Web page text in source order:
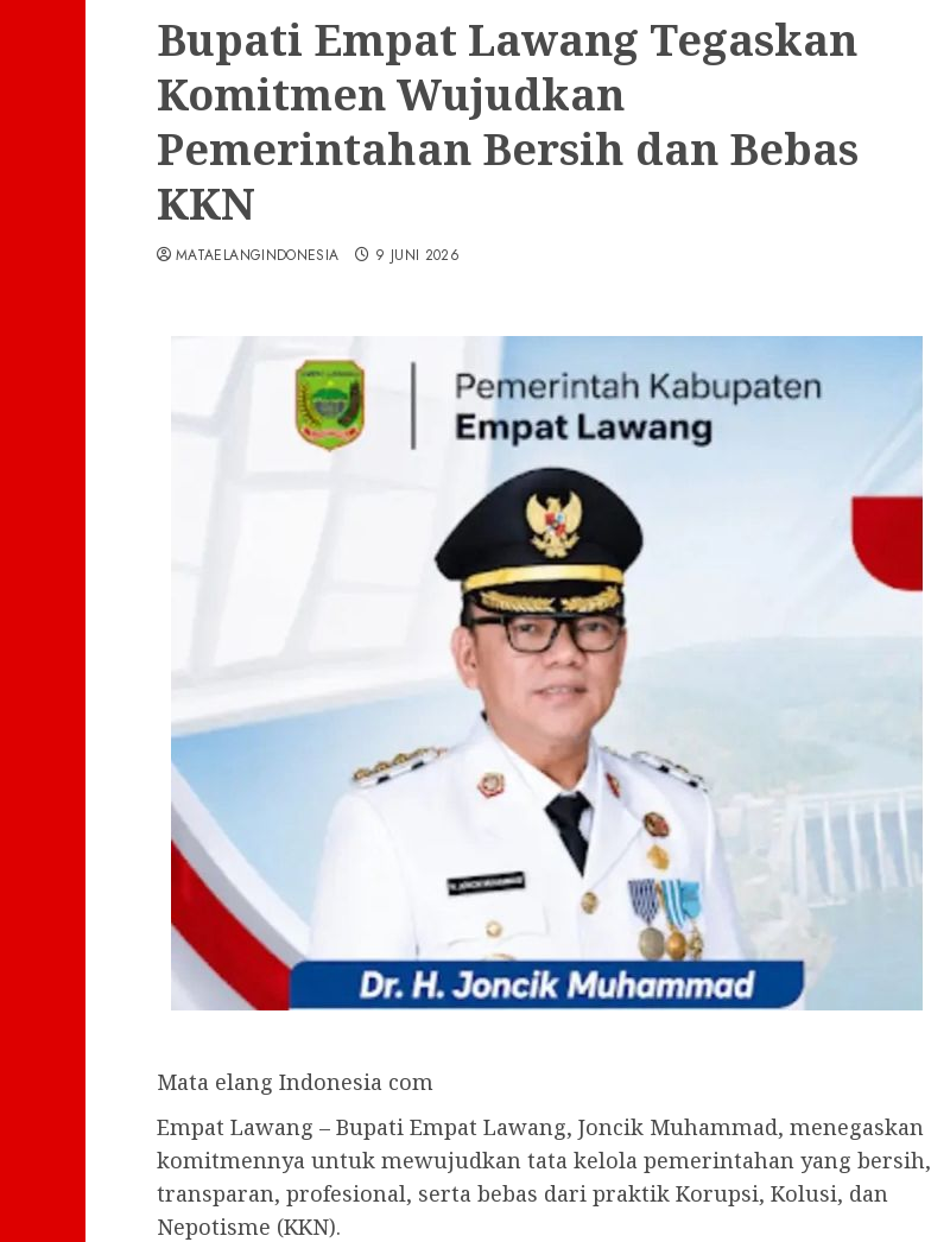
Bupati Empat Lawang Tegaskan
Komitmen Wujudkan
Pemerintahan Bersih dan Bebas
KKN
MATAELANGINDONESIA 9 JUNI 2026
Mata elang Indonesia com
Empat Lawang – Bupati Empat Lawang, Joncik Muhammad, menegaskan
komitmennya untuk mewujudkan tata kelola pemerintahan yang bersih,
transparan, profesional, serta bebas dari praktik Korupsi, Kolusi, dan
Nepotisme (KKN).